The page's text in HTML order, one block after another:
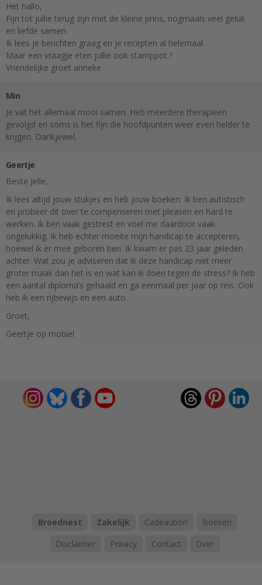
Het hallo,
Fijn tot jullie terug zijn met de kleine prins, nogmaals veel geluk
en liefde samen.
Ik lees je berichten graag en je recepten al helemaal.
Maar een vraagje eten jullie ook stamppot.?
Vriendelijke groet anneke
Min
Je vat het allemaal mooi samen. Heb meerdere therapieën
gevolgd en soms is het fijn die hoofdpunten weer even helder te
krijgen. Dankjewel.
Geertje
Beste Jelle,
Ik lees altijd jouw stukjes en heb jouw boeken. Ik ben autistisch
en probeer dit over te compenseren met pleasen en hard te
werken. Ik ben vaak gestrest en voel me daardoor vaak
ongelukkig. Ik heb echter moeite mijn handicap te accepteren,
hoewel ik er mee geboren ben. Ik kwam er pas 23 jaar geleden
achter. Wat zou je adviseren dat ik deze handicap niet meer
groter maak dan het is en wat kan ik doen tegen de stress? Ik heb
een aantal diploma’s gehaald en ga eenmaal per jaar op reis. Ook
heb ik een rijbewijs en een auto.
Groet,
Geertje op mobiel
Broednest Zakelijk Cadeaubon
Boeken
Disclaimer
Privacy Contact Over